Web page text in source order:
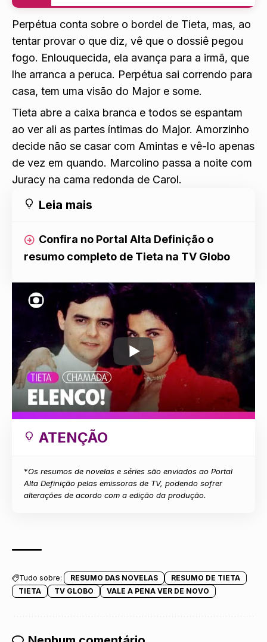
Perpétua conta sobre o bordel de Tieta, mas, ao
tentar provar o que diz, vê que o dossiê pegou
fogo. Enlouquecida, ela avança para a irmã, que
lhe arranca a peruca. Perpétua sai correndo para
casa, tem uma visão do Major e some.
Tieta abre a caixa branca e todos se espantam
ao ver ali as partes íntimas do Major. Amorzinho
decide não se casar com Amintas e vê-lo apenas
de vez em quando. Marcolino passa a noite com
Juracy na cama redonda de Carol.
Leia mais
Confira no Portal Alta Definição o
resumo completo de Tieta na TV Globo
ATENÇÃO
*Os resumos de novelas e séries são enviados ao Portal
Alta Definição pelas emissoras de TV, podendo sofrer
alterações de acordo com a edição da produção.
Tudo sobre: RESUMO DAS NOVELAS
RESUMO DE TIETA
TIETA
TV GLOBO VALE A PENA VER DE NOVO